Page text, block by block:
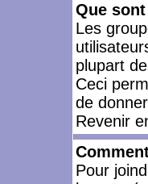
Que
Les
plupart
Ceci
de
Revenir
Pour